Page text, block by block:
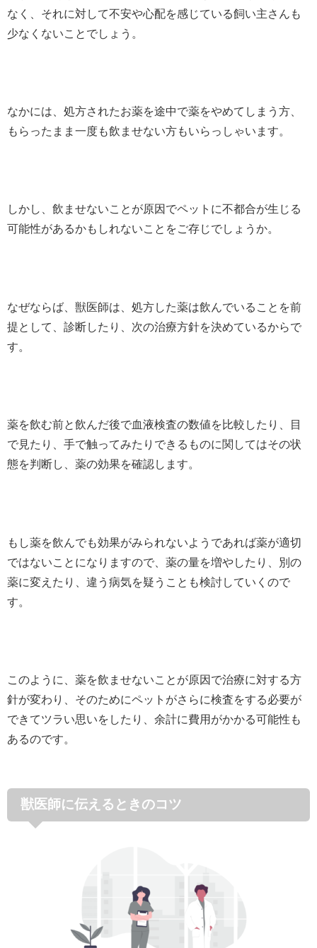
なく、それに対して不安や心配を感じている飼い主さんも
少なくないことでしょう。
なかには、処方されたお薬を途中で薬をやめてしまう方、
もらったまま一度も飲ませない方もいらっしゃいます。
しかし、飲ませないことが原因でペットに不都合が生じる
可能性があるかもしれないことをご存じでしょうか。
なぜならば、獣医師は、処方した薬は飲んでいることを前
提として、診断したり、次の治療方針を決めているからで
す。
薬を飲む前と飲んだ後で血液検査の数値を比較したり、目
で見たり、手で触ってみたりできるものに関してはその状
態を判断し、薬の効果を確認します。
もし薬を飲んでも効果がみられないようであれば薬が適切
ではないことになりますので、薬の量を増やしたり、別の
薬に変えたり、違う病気を疑うことも検討していくので
す。
このように、薬を飲ませないことが原因で治療に対する方
針が変わり、そのためにペットがさらに検査をする必要が
できてツラい思いをしたり、余計に費用がかかる可能性も
あるのです。
獣医師に伝えるときのコツ